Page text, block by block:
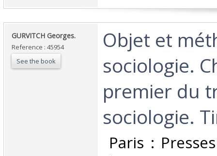
‎GURVITCH Georges. ‎
Reference : 45954
See the book
‎Objet et
sociologie.
premier du
sociologie.
Paris :